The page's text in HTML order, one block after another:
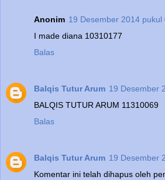
Anonim 19 Desember 2014 pukul
I made diana 10310177
Balas
Balqis Tutur Arum 19 Desember
BALQIS TUTUR ARUM 11310069
Balas
Balqis Tutur Arum 19 Desember
Komentar ini telah dihapus oleh